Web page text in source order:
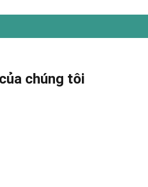
chúng tôi